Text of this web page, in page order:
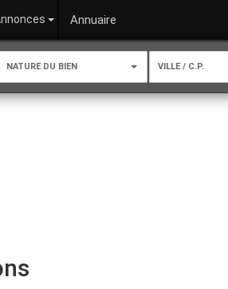
Annuaire
NATURE DU BIEN VILLE / C.P.